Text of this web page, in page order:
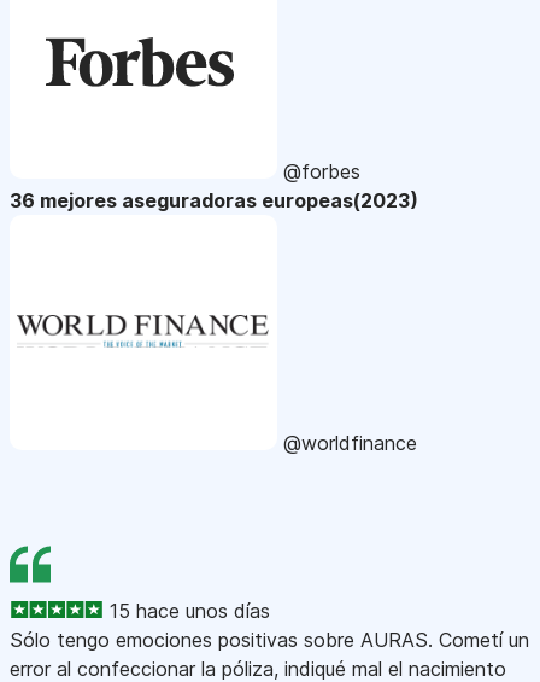
@forbes
36 mejores aseguradoras europeas(2023)
@worldfinance
15 hace unos días
Sólo tengo emociones positivas sobre AURAS. Cometí un
error al confeccionar la póliza, indiqué mal el nacimiento